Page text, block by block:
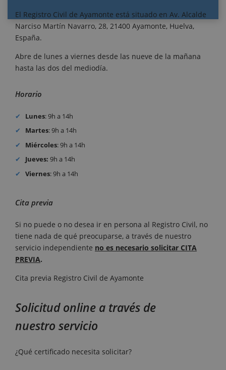
El Registro Civil de Ayamonte está situado en Av. Alcalde
Narciso Martín Navarro, 28, 21400 Ayamonte, Huelva,
España.
Abre de lunes a viernes desde las nueve de la mañana
hasta las dos del mediodía.
Horario
Lunes: 9h a 14h
Martes: 9h a 14h
Miércoles: 9h a 14h
Jueves: 9h a 14h
Viernes: 9h a 14h
Cita previa
Si no puede o no desea ir en persona al Registro Civil, no
tiene nada de qué preocuparse, a través de nuestro
servicio independiente no es necesario solicitar CITA
PREVIA.
Cita previa Registro Civil de Ayamonte
Solicitud online a través de
nuestro servicio
¿Qué certificado necesita solicitar?